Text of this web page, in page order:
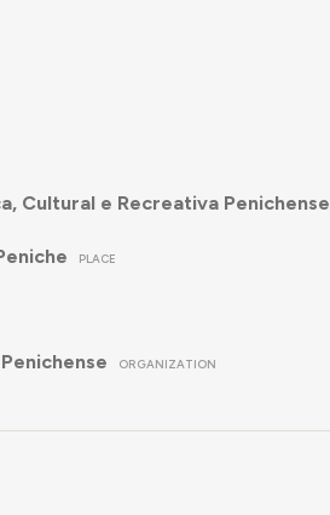
Cultural e Recreativa Penichense
PLACE
ORGANIZATION